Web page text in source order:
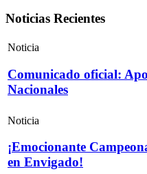
Noticias Recientes
Noticia
Comunicado oficial:
Nacionales
Noticia
¡Emocionante
en Envigado!